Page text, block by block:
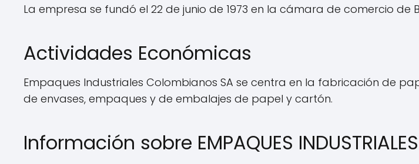
La empresa se fundó el 22 de junio de 1973 en la cámara de comercio de
Actividades Económicas
Empaques Industriales Colombianos SA se centra en la fabricación de
de envases, empaques y de embalajes de papel y cartón.
Información sobre EMPAQUES